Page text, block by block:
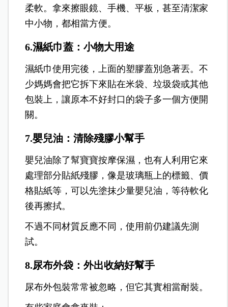
柔軟。拿來擦眼鏡、手機、平板，甚至清潔家
中小物，都相當方便。
6.濕紙巾蓋：小物大用途
濕紙巾使用完後，上面的塑膠蓋別急著丟。不
少媽媽會把它拆下來貼在米袋、垃圾袋或其他
包裝上，讓原本不好封口的袋子多一個方便開
關。
7.嬰兒油：清除殘膠小幫手
嬰兒油除了幫寶寶按摩保濕，也有人利用它來
處理部分貼紙殘膠，像是玻璃瓶上的標籤、價
格貼紙等，可以先塗抹少量嬰兒油，等待軟化
後再擦拭。
不過不同材質反應不同，使用前仍建議先測
試。
8.尿布外袋：外出收納好幫手
尿布外包裝常常被忽略，但它其實相當耐裝。